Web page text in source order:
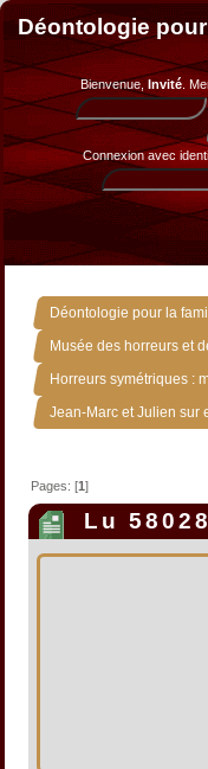
Déontologie
Bienvenue, Invité.
Connexion avec
Déontologie pour la
Musée des horreurs et
Horreurs symétriques :
Jean-Marc et Julien sur
Pages: [1]
Lu